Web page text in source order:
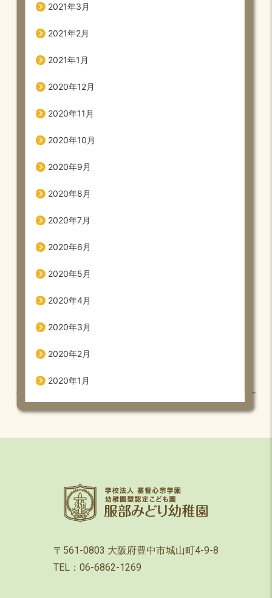
2021年3月
2021年2月
2021年1月
2020年12月
2020年11月
2020年10月
2020年9月
2020年8月
2020年7月
2020年6月
2020年5月
2020年4月
2020年3月
2020年2月
2020年1月
〒561-0803 大阪府豊中市城山町4-9-8
TEL：06-6862-1269